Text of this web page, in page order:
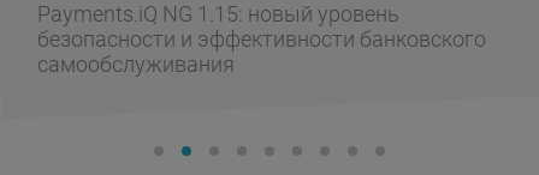
Payments.iQ NG 1.15: новый уровень
безопасности и эффективности банковского
самообслуживания